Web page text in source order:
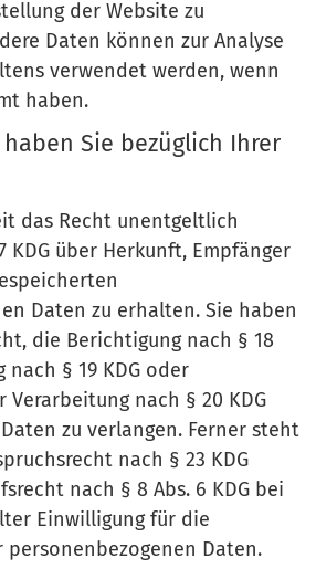
der Website zu
Daten können zur Analyse
verwendet werden, wenn
haben.
Sie bezüglich Ihrer
das Recht unentgeltlich
KDG über Herkunft, Empfänger
Daten zu erhalten. Sie haben
die Berichtigung nach § 18
nach § 19 KDG oder
Verarbeitung nach § 20 KDG
zu verlangen. Ferner steht
nach § 23 KDG
nach § 8 Abs. 6 KDG bei
Einwilligung für die
Daten.